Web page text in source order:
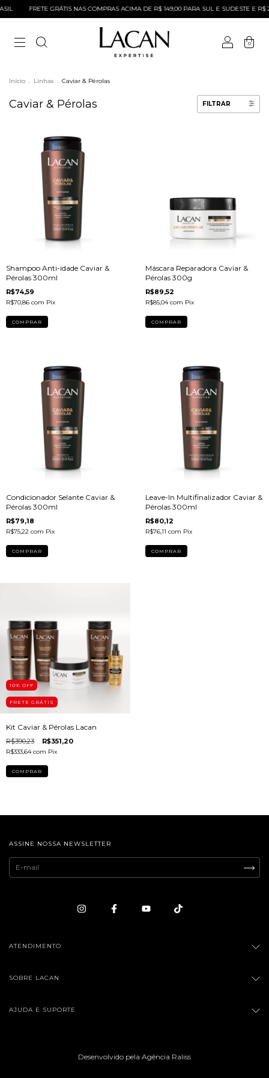
FRETE GRÁTIS NAS COMPRAS ACIMA DE R$ 149,00 PARA SUL E SUDESTE E R$
0
Início . Linhas . Caviar & Pérolas
Caviar & Pérolas FILTRAR
Shampoo Anti-idade Caviar &
Pérolas 300ml
R$74,59
R$70,86 com Pix
Máscara Reparadora Caviar &
Pérolas 300g
R$89,52
R$85,04com Pix
Condicionador Selante Caviar &
Pérolas 300ml
R$79,18
R$75,22 com Pix
Leave-In Multifinalizador Caviar &
Pérolas 300ml
R$80,12
R$76,11 com Pix
10% OFF
FRETE GRÁTIS
Kit Caviar & Pérolas Lacan
R$390,23 R$351,20
R$333,64com Pix
ASSINE NOSSA NEWSLETTER
ATENDIMENTO
SOBRE LACAN
AJUDA E SUPORTE
Desenvolvido pela Agência Raliss